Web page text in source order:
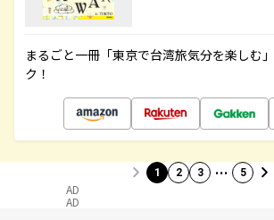
まるごと一冊「東京で台湾旅気分を楽しむ
ク！
1 2 3 … 5
AD
AD